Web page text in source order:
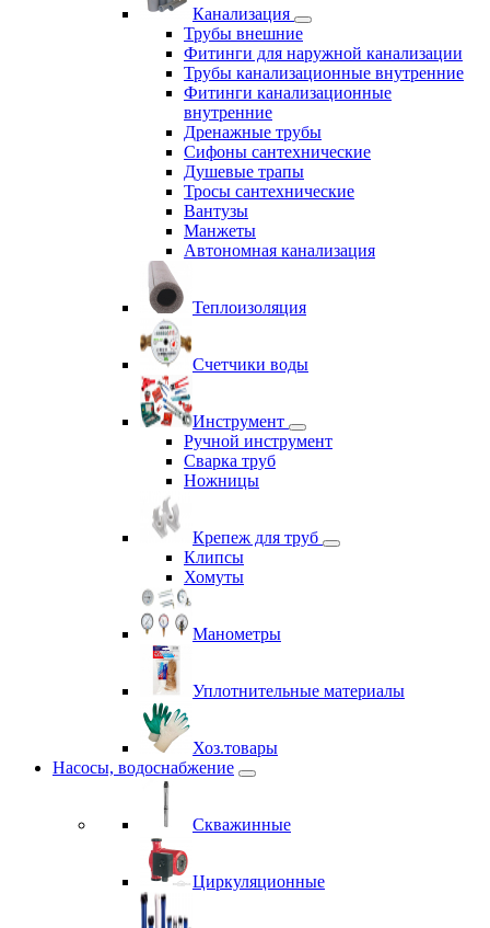
Канализация
Трубы внешние
Фитинги для наружной канализации
Трубы канализационные внутренние
Фитинги канализационные
внутренние
Дренажные трубы
Сифоны сантехнические
Душевые трапы
Тросы сантехнические
Вантузы
Манжеты
Автономная канализация
Теплоизоляция
Счетчики воды
Инструмент
Ручной инструмент
Сварка труб
Ножницы
Крепеж для труб
Клипсы
Хомуты
Манометры
Уплотнительные материалы
Хоз.товары
Насосы, водоснабжение
Скважинные
Циркуляционные